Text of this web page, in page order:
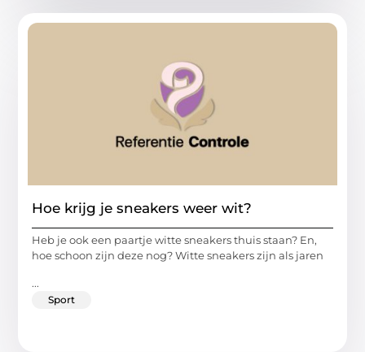
Hoe krijg je sneakers weer wit?
Heb je ook een paartje witte sneakers thuis staan? En,
hoe schoon zijn deze nog? Witte sneakers zijn als jaren
...
Sport